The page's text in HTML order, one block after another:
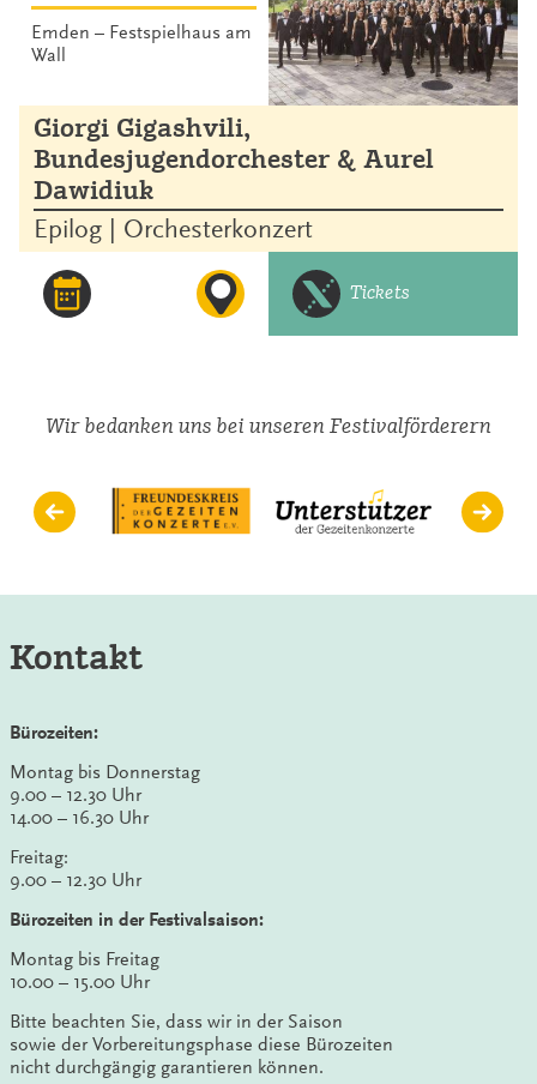
Emden – Festspielhaus am
Wall
Giorgi Gigashvili,
Bundesjugendorchester & Aurel
Dawidiuk
Epilog | Orchesterkonzert
Tickets
Wir bedanken uns bei unseren Festivalförderern
Kontakt
Bürozeiten:
Montag bis Donnerstag
9.00 – 12.30 Uhr
14.00 – 16.30 Uhr
Freitag:
9.00 – 12.30 Uhr
Bürozeiten in der Festivalsaison:
Montag bis Freitag
10.00 – 15.00 Uhr
Bitte beachten Sie, dass wir in der Saison
sowie der Vorbereitungsphase diese Bürozeiten
nicht durchgängig garantieren können.